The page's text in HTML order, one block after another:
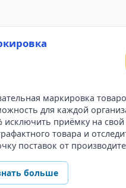
маркировка
для каждой
исключить приёмку на свой
товара и
поставок от
больше